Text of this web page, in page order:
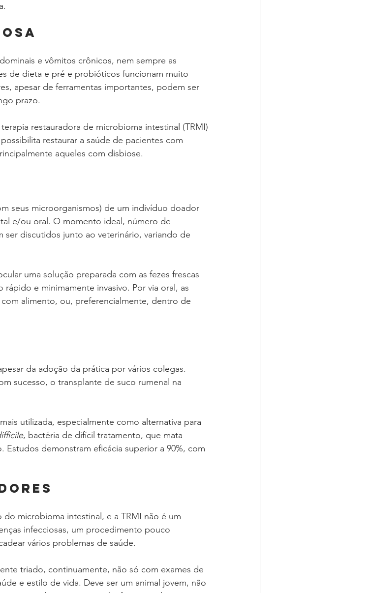
e vômitos crônicos, nem sempre as
de dieta e pré e probióticos funcionam muito
apesar de ferramentas importantes, podem ser
prazo.
restauradora de microbioma intestinal (TRMI)
restaurar a saúde de pacientes com
aqueles com disbiose.
seus microorganismos) de um indivíduo doador
e/ou oral. O momento ideal, número de
ser discutidos junto ao veterinário, variando de
uma solução preparada com as fezes frescas
e minimamente invasivo. Por via oral, as
alimento, ou, preferencialmente, dentro de
da adoção da prática por vários colegas.
sucesso, o transplante de suco rumenal na
utilizada, especialmente como alternativa para
, bactéria de difícil tratamento, que mata
demonstram eficácia superior a 90%, com
microbioma intestinal, e a TRMI não é um
infecciosas, um procedimento pouco
vários problemas de saúde.
triado, continuamente, não só com exames de
e estilo de vida. Deve ser um animal jovem, não